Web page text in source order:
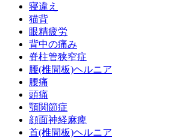
寝違え
猫背
眼精疲労
背中の痛み
脊柱管狭窄症
腰(椎間板)ヘルニア
腰痛
頭痛
顎関節症
顔面神経麻痺
首(椎間板)ヘルニア